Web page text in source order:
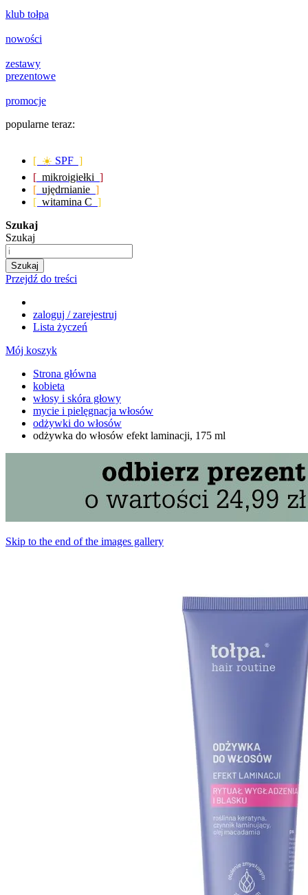
klub tołpa
nowości
zestawy
prezentowe
promocje
popularne teraz:
[ ☀️ SPF ]
[ mikroigiełki ]
[ ujędrnianie ]
[ witamina C ]
Szukaj
Szukaj
Szukaj
Przejdź do treści
zaloguj / zarejestruj
Lista życzeń
Mój koszyk
Strona główna
kobieta
włosy i skóra głowy
mycie i pielęgnacja włosów
odżywki do włosów
odżywka do włosów efekt laminacji, 175 ml
Skip to the end of the images gallery